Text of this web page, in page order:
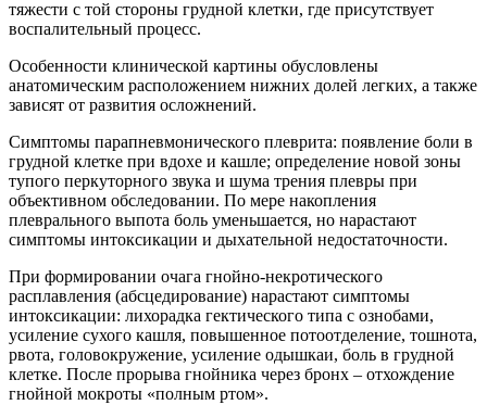
тяжести с той стороны грудной клетки, где присутствует
воспалительный процесс.
Особенности клинической картины обусловлены
анатомическим расположением нижних долей легких, а также
зависят от развития осложнений.
Симптомы парапневмонического плеврита: появление боли в
грудной клетке при вдохе и кашле; определение новой зоны
тупого перкуторного звука и шума трения плевры при
объективном обследовании. По мере накопления
плеврального выпота боль уменьшается, но нарастают
симптомы интоксикации и дыхательной недостаточности.
При формировании очага гнойно-некротического
расплавления (абсцедирование) нарастают симптомы
интоксикации: лихорадка гектического типа с ознобами,
усиление сухого кашля, повышенное потоотделение, тошнота,
рвота, головокружение, усиление одышкаи, боль в грудной
клетке. После прорыва гнойника через бронх – отхождение
гнойной мокроты «полным ртом».